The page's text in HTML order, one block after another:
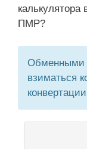
ПМР?
Обменными
взиматься